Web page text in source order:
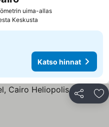
uima-allas
Keskusta
Katso hinnat
Jaa